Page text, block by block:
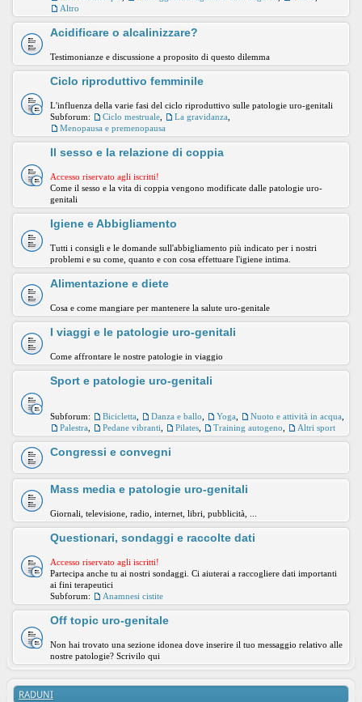
Altro
Acidificare o alcalinizzare?
Testimonianze e discussione a proposito di questo dilemma
Ciclo riproduttivo femminile
L'influenza della varie fasi del ciclo riproduttivo sulle patologie uro-genitali
Subforum:
Ciclo mestruale La gravidanza
Menopausa e premenopausa
Il sesso e la relazione di coppia
Accesso riservato agli iscritti!
Come il sesso e la vita di coppia vengono modificate dalle patologie uro-
genitali
Igiene e Abbigliamento
Tutti i consigli e le domande sull'abbigliamento più indicato per i nostri
problemi e su come, quanto e con cosa effettuare l'igiene intima.
Alimentazione e diete
Cosa e come mangiare per mantenere la salute uro-genitale
I viaggi e le patologie uro-genitali
Come affrontare le nostre patologie in viaggio
Sport e patologie uro-genitali
Subforum: Bicicletta Danza e ballo Yoga Nuoto e attività in acqua
Palestra
Pedane vibranti Pilates Training autogeno Altri sport
Congressi e convegni
Mass media e patologie uro-genitali
Giornali, televisione, radio, internet, libri, pubblicità, ...
Questionari, sondaggi e raccolte dati
Accesso riservato agli iscritti!
Partecipa anche tu ai nostri sondaggi. Ci aiuterai a raccogliere dati importanti
ai fini terapeutici
Subforum:
Anamnesi cistite
Off topic uro-genitale
Non hai trovato una sezione idonea dove inserire il tuo messaggio relativo alle
nostre patologie? Scrivilo qui
RADUNI